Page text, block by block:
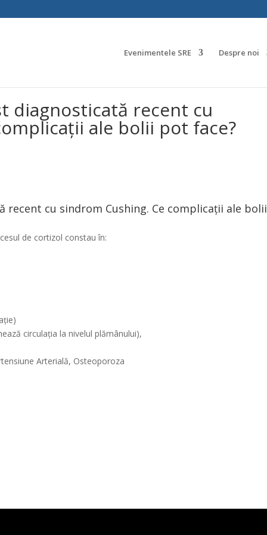
Evenimentele SRE Despre noi
diagnosticată recent cu
ale bolii pot face?
recent cu sindrom Cushing. Ce complicații ale bolii
de cortizol constau în:
circulația la nivelul plămânului),
Arterială, Osteoporoza